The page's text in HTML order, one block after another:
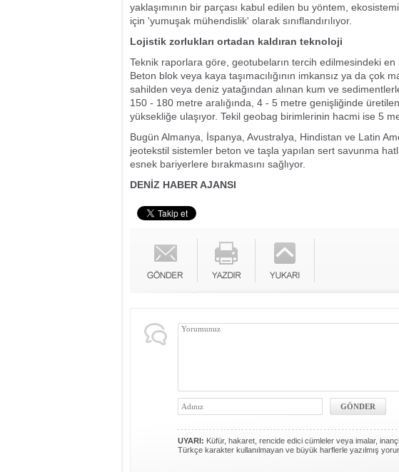
yaklaşımının bir parçası kabul edilen bu yöntem,
için 'yumuşak mühendislik' olarak sınıflandırılıyor.
Lojistik zorlukları ortadan kaldıran teknoloji
Teknik raporlara göre, geotubeların tercih edilmesindeki
Beton blok veya kaya taşımacılığının imkansız ya da
sahilden veya deniz yatağından alınan kum ve
150 - 180 metre aralığında, 4 - 5 metre genişliğinde
yüksekliğe ulaşıyor. Tekil geobag birimlerinin hacmi ise 5
Bugün Almanya, İspanya, Avustralya, Hindistan ve Latin
jeotekstil sistemler beton ve taşla yapılan sert savunma
esnek bariyerlere bırakmasını sağlıyor.
DENİZ HABER AJANSI
UYARI: Küfür, hakaret, rencide edici cümleler veya imalar,
Türkçe karakter kullanılmayan ve büyük harflerle yazılmış